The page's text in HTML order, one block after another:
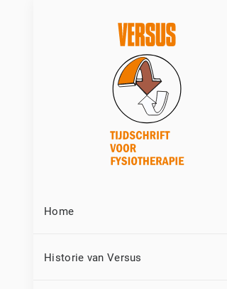
Home
Historie van Versus